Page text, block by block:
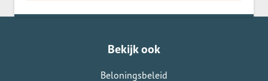
Bekijk ook
Beloningsbeleid